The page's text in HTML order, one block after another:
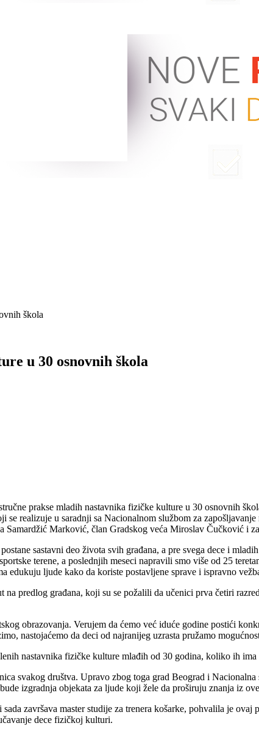
škola
u 30 osnovnih škola
prakse mladih nastavnika fizičke kulture u 30 osnovnih
se realizuje u saradnji sa Nacionalnom službom za
Samardžić Marković, član Gradskog veća Miroslav Čučković i
sastavni deo života svih građana, a pre svega dece i
terene, a poslednjih meseci napravili smo više od 25
edukuju ljude kako da koriste postavljene sprave i ispravno
predlog građana, koji su se požalili da učenici prva četiri
obrazovanja. Verujem da ćemo već iduće godine postići
nastojaćemo da deci od najranijeg uzrasta pružamo
nastavnika fizičke kulture mlađih od 30 godina, koliko ih
svakog društva. Upravo zbog toga grad Beograd i
izgradnja objekata za ljude koji žele da proširuju znanja iz
završava master studije za trenera košarke, pohvalila je
dece fizičkoj kulturi.